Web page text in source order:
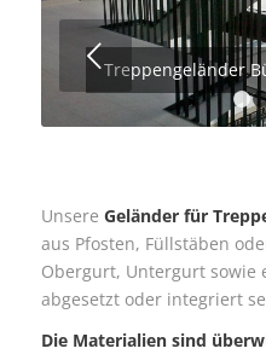
Treppengeländer
Unsere Geländer für
aus Pfosten, Füllstäben
Obergurt, Untergurt sowie
abgesetzt oder integriert
Die Materialien sind